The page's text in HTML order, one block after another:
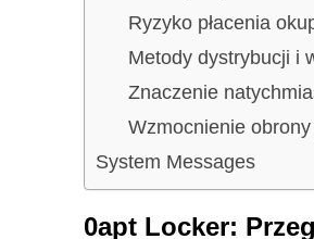
Ryzyko płacenia
Metody dystrybucji i
Znaczenie
Wzmocnienie
System Messages
0apt Locker: